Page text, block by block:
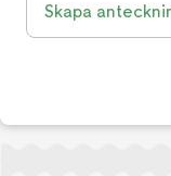
Skapa